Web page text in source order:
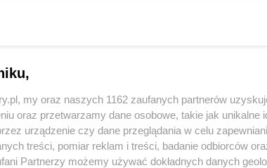
Początek roku przyniesie ci wiele nowych okazji
się, sprawdzenia swoich umiejętności i
źródeł gotówki.
my oraz naszych 1162 zaufanych partnerów
oraz przetwarzamy dane osobowe, takie jak unikalne
urządzenie czy dane przeglądania w celu
treści, pomiar reklam i treści, badanie odbiorców
Partnerzy możemy używać dokładnych danych